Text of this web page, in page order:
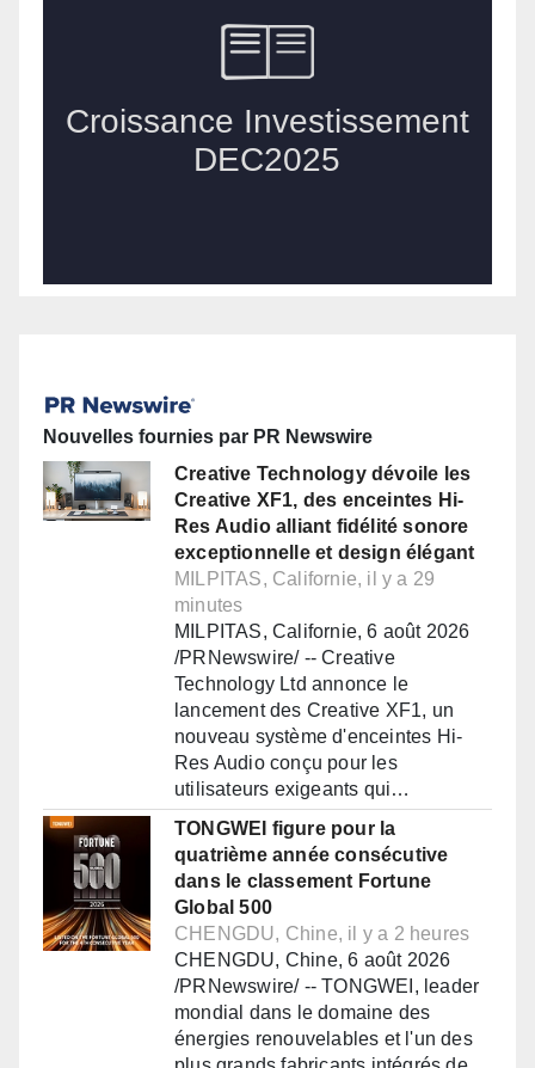
Nouvelles fournies par PR Newswire
Creative Technology dévoile les
Creative XF1, des enceintes Hi-
Res Audio alliant fidélité sonore
exceptionnelle et design élégant
MILPITAS, Californie, il y a 29
minutes
MILPITAS, Californie, 6 août 2026
/PRNewswire/ -- Creative
Technology Ltd annonce le
lancement des Creative XF1, un
nouveau système d'enceintes Hi-
Res Audio conçu pour les
utilisateurs exigeants qui…
TONGWEI figure pour la
quatrième année consécutive
dans le classement Fortune
Global 500
CHENGDU, Chine, il y a 2 heures
CHENGDU, Chine, 6 août 2026
/PRNewswire/ -- TONGWEI, leader
mondial dans le domaine des
énergies renouvelables et l'un des